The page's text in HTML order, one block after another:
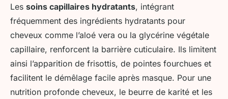
Les soins capillaires hydratants, intégrant
fréquemment des ingrédients hydratants pour
cheveux comme l’aloé vera ou la glycérine végétale
capillaire, renforcent la barrière cuticulaire. Ils limitent
ainsi l’apparition de frisottis, de pointes fourchues et
facilitent le démêlage facile après masque. Pour une
nutrition profonde cheveux, le beurre de karité et les